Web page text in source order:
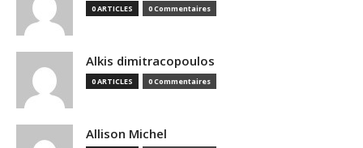
0 ARTICLES 0 Commentaires
Alkis dimitracopoulos
0 ARTICLES 0 Commentaires
Allison Michel